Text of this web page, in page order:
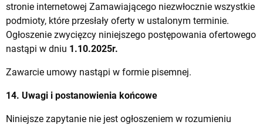
stronie internetowej Zamawiającego niezwłocznie wszystkie
podmioty, które przesłały oferty w ustalonym terminie.
Ogłoszenie zwycięzcy niniejszego postępowania ofertowego
nastąpi w dniu 1.10.2025r.
Zawarcie umowy nastąpi w formie pisemnej.
14. Uwagi i postanowienia końcowe
Niniejsze zapytanie nie jest ogłoszeniem w rozumieniu